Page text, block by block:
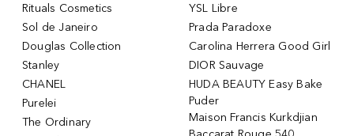
Rituals Cosmetics
Sol de Janeiro
Douglas Collection
Stanley
CHANEL
Purelei
The Ordinary
YSL Libre
Prada Paradoxe
Carolina Herrera Good Girl
DIOR Sauvage
HUDA BEAUTY Easy Bake
Puder
Maison Francis Kurkdjian